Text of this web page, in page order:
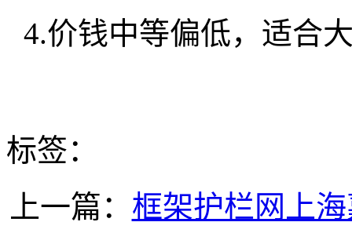
4.价钱中等偏低，适
标签：
上一篇： 框架护栏网上